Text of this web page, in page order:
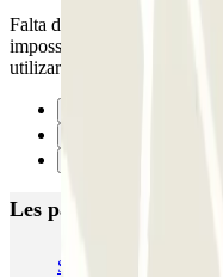
Falta de profissionalismo
impossibilidade decorrente
utilizar. Não voltarei a
Les parkings les mieux
SABA Cardosas